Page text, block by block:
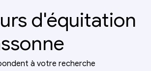
d'équitation
à votre recherche